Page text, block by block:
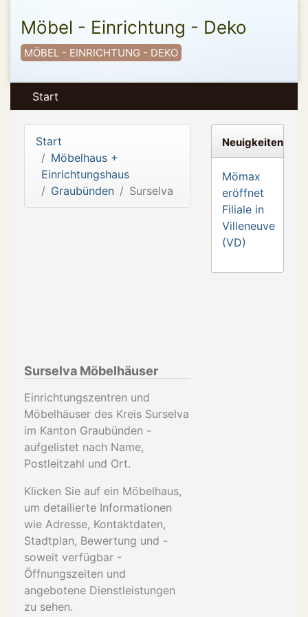
Möbel - Einrichtung - Deko
MÖBEL - EINRICHTUNG - DEKO
Start
Start
Möbelhaus +
Einrichtungshaus
Graubünden
Surselva
Surselva Möbelhäuser
Einrichtungszentren und
Möbelhäuser des Kreis Surselva
im Kanton Graubünden -
aufgelistet nach Name,
Postleitzahl und Ort.
Klicken Sie auf ein Möbelhaus,
um detailierte Informationen
wie Adresse, Kontaktdaten,
Stadtplan, Bewertung und -
soweit verfügbar -
Öffnungszeiten und
angebotene Dienstleistungen
zu sehen.
Neuigkeiten
Mömax
eröffnet
Filiale in
Villeneuve
(VD)